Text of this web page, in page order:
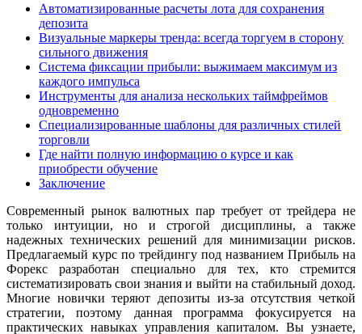
Автоматизированные расчеты лота для сохранения
депозита
Визуальные маркеры тренда: всегда торгуем в сторону
сильного движения
Система фиксации прибыли: выжимаем максимум из
каждого импульса
Инструменты для анализа нескольких таймфреймов
одновременно
Специализированные шаблоны для различных стилей
торговли
Где найти полную информацию о курсе и как
приобрести обучение
Заключение
Современный рынок валютных пар требует от трейдера не
только интуиции, но и строгой дисциплины, а также
надежных технических решений для минимизации рисков.
Предлагаемый курс по трейдингу под названием Прибыль на
Форекс разработан специально для тех, кто стремится
систематизировать свои знания и выйти на стабильный доход.
Многие новички теряют депозиты из-за отсутствия четкой
стратегии, поэтому данная программа фокусируется на
практических навыках управления капиталом. Вы узнаете,